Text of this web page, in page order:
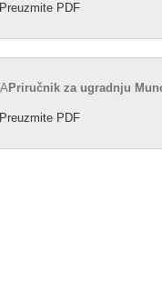
Preuzmite PDF
Priručnik za ugradnju
Preuzmite PDF